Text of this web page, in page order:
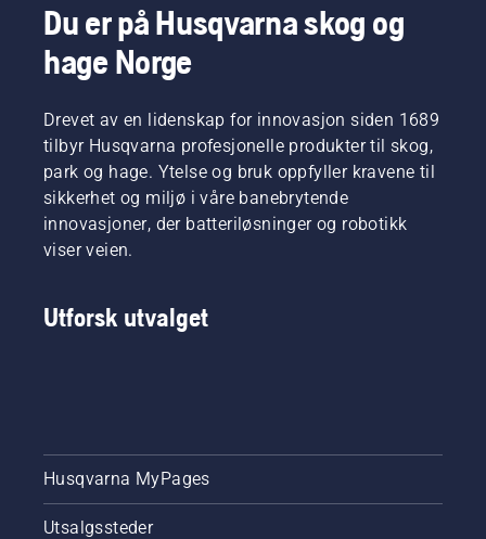
Du er på Husqvarna skog og
hage Norge
Drevet av en lidenskap for innovasjon siden 1689
tilbyr Husqvarna profesjonelle produkter til skog,
park og hage. Ytelse og bruk oppfyller kravene til
sikkerhet og miljø i våre banebrytende
innovasjoner, der batteriløsninger og robotikk
viser veien.
Utforsk utvalget
Husqvarna MyPages
Utsalgssteder